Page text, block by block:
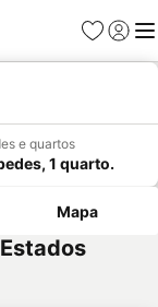
Favoritos
Iniciar
e quartos
1 quarto.
Mapa